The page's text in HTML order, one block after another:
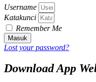
Username
Katakunci
Remember Me
Masuk
Lost your password?
Download App